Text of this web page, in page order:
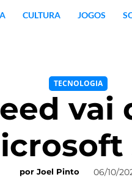
CULTURA JOGOS
TECNOLOGIA
vai
por Joel Pinto 06/10/